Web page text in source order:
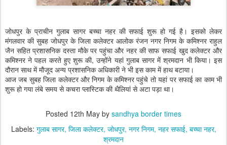
जोधपुर के प्राचीन गुलाब सागर बच्चा नहर की सफाई शुरू हो गई है। इसको लेकर
मंगलवार की सुबह जोधपुर के जिला कलेक्टर आलोक रंजन नगर निगम के कमिश्नर राहुल
जैन सहित प्रशासनिक दस्ता मौके पर पहुंचा और नहर की साफ सफाई खुद कलेक्टर और
कमिश्नर ने पहल करते हुए शुरू की, उन्होंने यहां गुलाब सागर में श्रमदान भी किया। इस
दौरान साथ में मौजूद अन्य प्रशासनिक अधिकारी ने भी इस काम में हाथ बटाया।
आज जब सुबह जिला कलेक्टर और निगम के कमिश्नर पहुंचे तो यहां पर सफाई का काम भी
शुरू हो गया लंबे समय से कचरा प्लास्टिक की थैलियां से अटा पड़ा था।
Posted 12th May by sandhya border times
Labels: गुलाब सागर जिला कलेक्टर जोधपुर नगर निगम नहर सफाई बच्चा नहर
श्रमदान